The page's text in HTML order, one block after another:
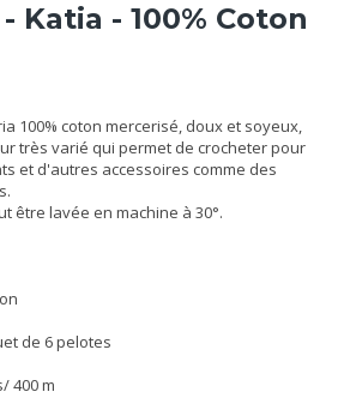
Katia - 100% Coton
100% coton mercerisé, doux et soyeux,
très varié qui permet de crocheter pour
et d'autres accessoires comme des
être lavée en machine à 30°.
de 6 pelotes
400 m